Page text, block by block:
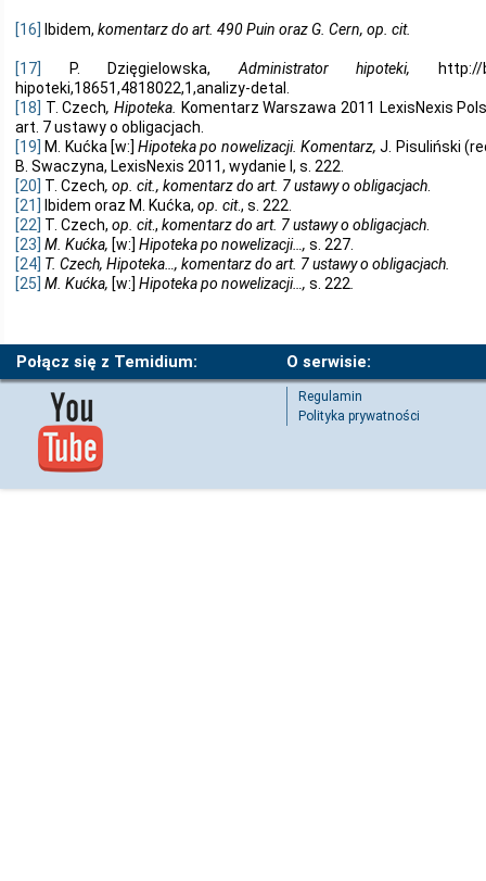
[16] Ibidem, komentarz do art. 490 Puin oraz G. Cern, op. cit.
[17] P. Dzięgielowska, Administrator hipoteki,
http://
hipoteki,18651,4818022,1,analizy-detal.
[18] T. Czech, Hipoteka.
Komentarz Warszawa 2011 LexisNexis
art. 7 ustawy o obligacjach.
[19] M. Kućka [w:] Hipoteka po nowelizacji. Komentarz,J. Pisuliński
B. Swaczyna, LexisNexis 2011, wydanie I, s. 222.
[20] T. Czech, op. cit., komentarz do art. 7 ustawy o obligacjach
[21]
Ibidem oraz M. Kućka, op. cit., s. 222.
[22] T. Czech, op. cit., komentarz do art. 7 ustawy o obligacjach
[23] M. Kućka, [w:] Hipoteka po nowelizacji…, s. 227.
[24] T. Czech, Hipoteka…, komentarz do art. 7 ustawy o obligacjach.
[25] M. Kućka, [w:] Hipoteka po nowelizacji…, s. 222
Połącz się z Temidium: O serwisie:
Regulamin
Polityka prywatności